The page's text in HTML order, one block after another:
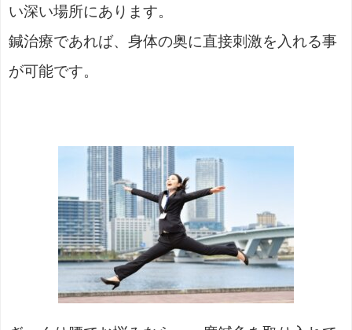
い深い場所にあります。
鍼治療であれば、身体の奥に直接刺激を入れる事
が可能です。